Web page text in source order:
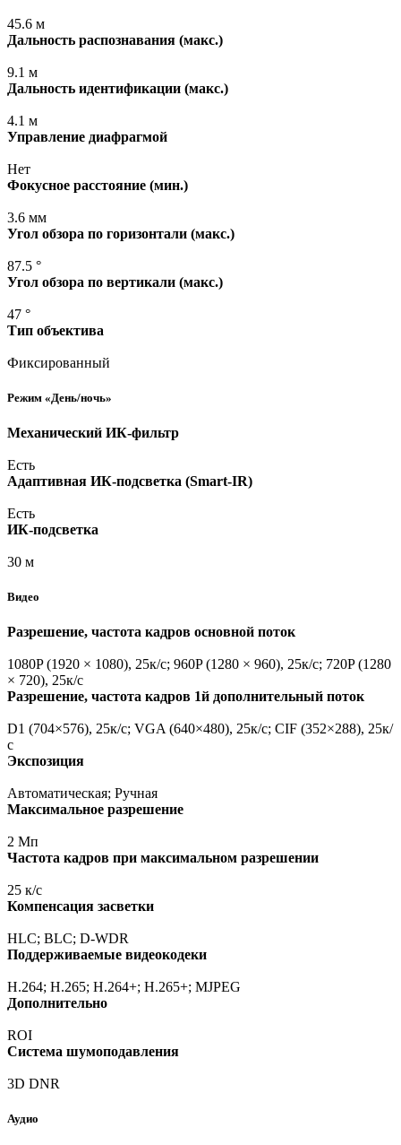
45.6 м
Дальность распознавания (макс.)
9.1 м
Дальность идентификации (макс.)
4.1 м
Управление диафрагмой
Нет
Фокусное расстояние (мин.)
3.6 мм
Угол обзора по горизонтали (макс.)
87.5 °
Угол обзора по вертикали (макс.)
47 °
Тип объектива
Фиксированный
Режим «День/ночь»
Механический ИК-фильтр
Есть
Адаптивная ИК-подсветка (Smart-IR)
Есть
ИК-подсветка
30 м
Видео
Разрешение, частота кадров основной поток
1080P (1920 × 1080), 25к/с; 960P (1280 × 960), 25к/с; 720P (1280
× 720), 25к/с
Разрешение, частота кадров 1й дополнительный поток
D1 (704×576), 25к/с; VGA (640×480), 25к/с; CIF (352×288), 25к/
с
Экспозиция
Автоматическая; Ручная
Максимальное разрешение
2 Мп
Частота кадров при максимальном разрешении
25 к/с
Компенсация засветки
HLC; BLC; D-WDR
Поддерживаемые видеокодеки
H.264; H.265; H.264+; H.265+; MJPEG
Дополнительно
ROI
Система шумоподавления
3D DNR
Аудио